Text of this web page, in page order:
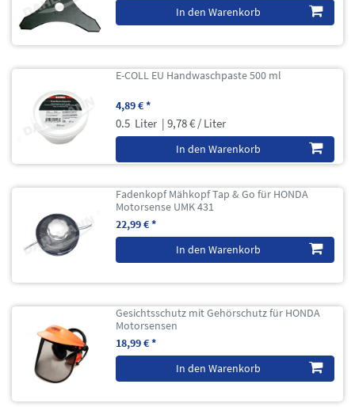
In den Warenkorb
E-COLL EU Handwaschpaste 500 ml
4,89 € *
0.5 Liter | 9,78 € / Liter
In den Warenkorb
Fadenkopf Mähkopf Tap & Go für HONDA
Motorsense UMK 431
22,99 € *
In den Warenkorb
Gesichtsschutz mit Gehörschutz für HONDA
Motorsensen
18,99 € *
In den Warenkorb